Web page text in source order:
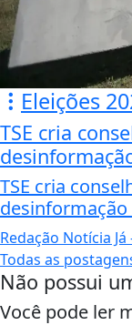
Eleições
TSE cria
TSE cria
desinformação
Redação Notícia Já
Todas as
Não possui
Você pode ler